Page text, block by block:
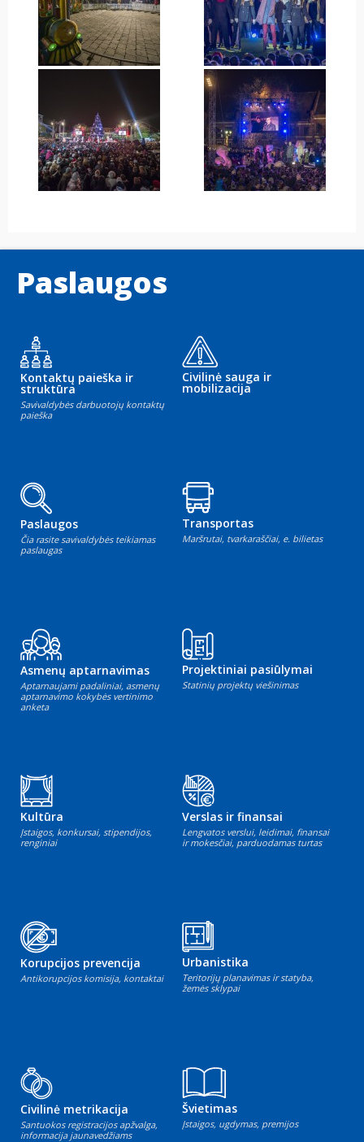
Paslaugos
Kontaktų paieška ir
struktūra
Savivaldybės darbuotojų kontaktų
paieška
Civilinė sauga ir
mobilizacija
Paslaugos
Čia rasite savivaldybės teikiamas
paslaugas
Transportas
Maršrutai, tvarkaraščiai, e. bilietas
Asmenų aptarnavimas
Aptarnaujami padaliniai, asmenų
aptarnavimo kokybės vertinimo
anketa
Projektiniai pasiūlymai
Statinių projektų viešinimas
Kultūra
Įstaigos, konkursai, stipendijos,
renginiai
Verslas ir finansai
Lengvatos verslui, leidimai, finansai
ir mokesčiai, parduodamas turtas
Korupcijos prevencija
Antikorupcijos komisija, kontaktai
Urbanistika
Teritorijų planavimas ir statyba,
žemės sklypai
Civilinė metrikacija
Santuokos registracijos apžvalga,
informacija jaunavedžiams
Švietimas
Įstaigos, ugdymas, premijos